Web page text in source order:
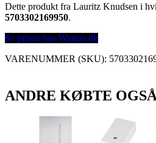
Dette produkt fra Lauritz Knudsen i
5703302169950.
Se prisen hos Wattoo.dk
VARENUMMER (SKU):
ANDRE KØBTE OGSÅ